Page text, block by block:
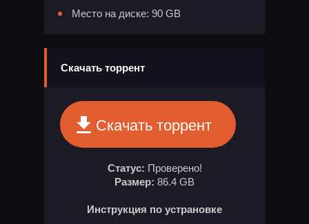
Место на диске: 90 GB
Скачать торрент
Скачать торрент
Статус: Проверено!
Размер: 86.4 GB
Инструкция по устрановке